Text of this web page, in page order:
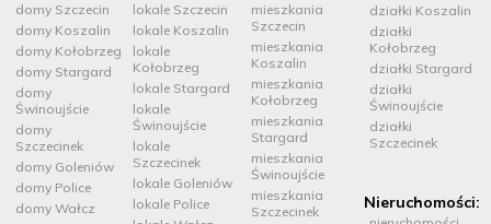
domy Szczecin
domy Koszalin
domy Kołobrzeg
domy Stargard
domy
Świnoujście
domy
Szczecinek
domy Goleniów
domy Police
domy Wałcz
lokale Szczecin
lokale Koszalin
lokale
Kołobrzeg
lokale Stargard
lokale
Świnoujście
lokale
Szczecinek
lokale Goleniów
lokale Police
mieszkania
Szczecin
mieszkania
Koszalin
mieszkania
Kołobrzeg
mieszkania
Stargard
mieszkania
Świnoujście
mieszkania
Szczecinek
działki Koszalin
działki
Kołobrzeg
działki Stargard
działki
Świnoujście
działki
Szczecinek
Nieruchomości: